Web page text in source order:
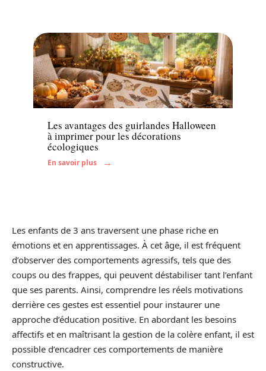
Famille
Les avantages des guirlandes Halloween
à imprimer pour les décorations
écologiques
En savoir plus
Les enfants de 3 ans traversent une phase riche en
émotions et en apprentissages. À cet âge, il est fréquent
d’observer des comportements agressifs, tels que des
coups ou des frappes, qui peuvent déstabiliser tant l’enfant
que ses parents. Ainsi, comprendre les réels motivations
derrière ces gestes est essentiel pour instaurer une
approche d’éducation positive. En abordant les besoins
affectifs et en maîtrisant la gestion de la colère enfant, il est
possible d’encadrer ces comportements de manière
constructive.